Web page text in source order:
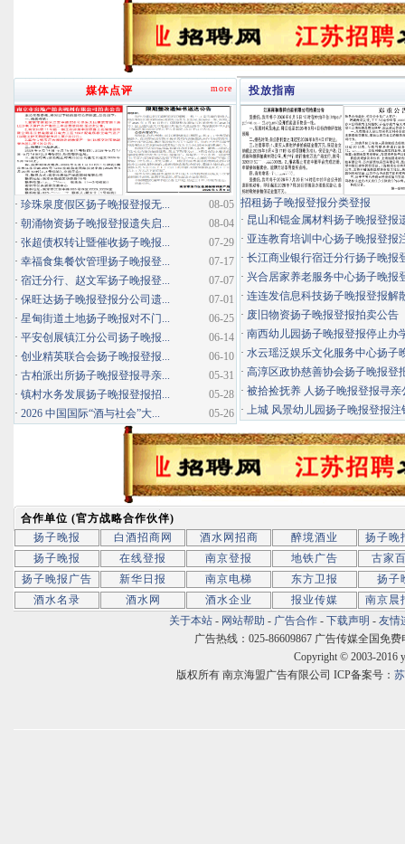
投放指南
招租扬子晚报登报分类登报
· 昆山和锟金属材料扬子晚报登报
· 亚连教育培训中心扬子晚报登报
· 长江商业银行宿迁分行扬子晚报
· 兴合居家养老服务中心扬子晚报
· 连连发信息科技扬子晚报登报解
· 废旧物资扬子晚报登报拍卖公告
· 南西幼儿园扬子晚报登报停止办
· 水云瑶泛娱乐文化服务中心扬子
· 高淳区政协慈善协会扬子晚报登
· 被拾捡抚养 人扬子晚报登报寻亲
· 上城 风景幼儿园扬子晚报登报注
more
媒体点评
08-05
· 珍珠泉度假区扬子晚报登报无...
08-04
· 朝涌物资扬子晚报登报遗失启...
07-29
· 张超债权转让暨催收扬子晚报...
07-17
· 幸福食集餐饮管理扬子晚报登...
07-07
· 宿迁分行、赵文军扬子晚报登...
07-01
· 保旺达扬子晚报登报分公司遗...
06-25
· 星甸街道土地扬子晚报对不门...
06-14
· 平安创展镇江分公司扬子晚报...
06-10
· 创业精英联合会扬子晚报登报...
05-31
· 古柏派出所扬子晚报登报寻亲...
05-28
· 镇村水务发展扬子晚报登报招...
05-26
· 2026 中国国际“酒与社会”大...
合作单位 (官方战略合作伙伴)
扬子晚报
白酒招商网 酒水网招商 醉境酒业
扬子晚
扬子晚报
在线登报 南京登报 地铁广告
古家
扬子晚报广告
新华日报 南京电梯 东方卫报
扬子
酒水名录
酒水网 酒水企业 报业传媒
南京晨
关于本站 - 网站帮助 - 广告合作 - 下载声明 - 友情
广告热线：025-86609867 广告传媒全国免费
Copyright © 2003-2016
版权所有 南京海盟广告有限公司 ICP备案号：